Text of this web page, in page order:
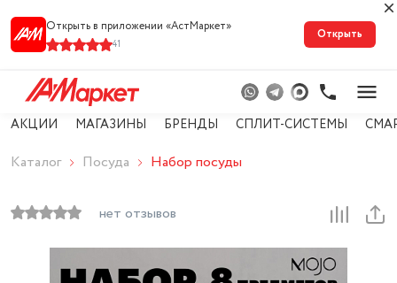
Открыть в приложении «АстМарке‪т‬»
41
Открыть
АКЦИИ МАГАЗИНЫ БРЕНДЫ СПЛИТ-СИСТЕМЫ
Каталог Посуда Набор посуды
нет отзывов